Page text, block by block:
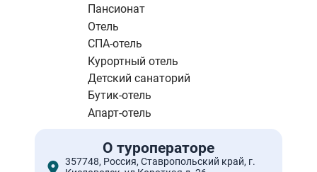
Пансионат
Отель
СПА-отель
Курортный отель
Детский санаторий
Бутик-отель
Апарт-отель
О туроператоре
357748, Россия, Ставропольский край, г.